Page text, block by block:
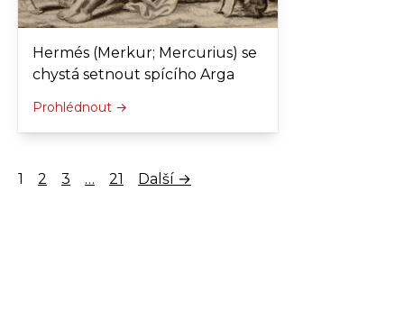
Hermés (Merkur; Mercurius) se
chystá setnout spícího Arga
Prohlédnout →
1 2 3 … 21 Další →